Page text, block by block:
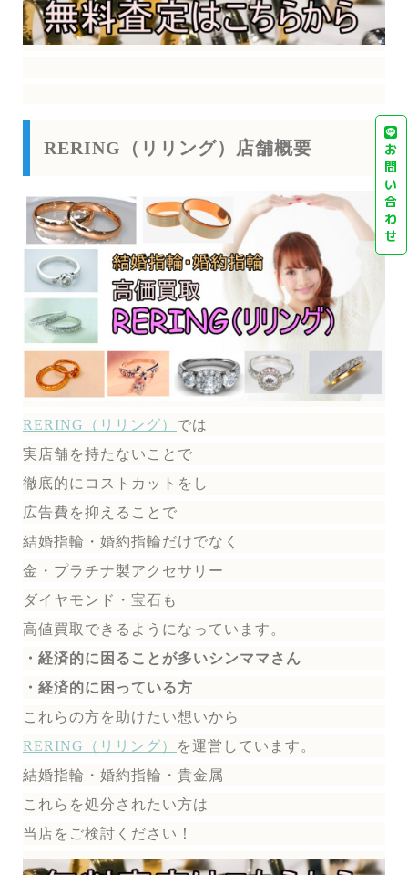
RERING（リリング）店舗概要
RERING（リリング） では
実店舗を持たないことで
徹底的にコストカットをし
広告費を抑えることで
結婚指輪・婚約指輪だけでなく
金・プラチナ製アクセサリー
ダイヤモンド・宝石も
高値買取できるようになっています。
・経済的に困ることが多いシンママさん
・経済的に困っている方
これらの方を助けたい想いから
RERING（リリング）
を運営しています。
結婚指輪・婚約指輪・貴金属
これらを処分されたい方は
当店をご検討ください！
お
問
い
合
わ
せ